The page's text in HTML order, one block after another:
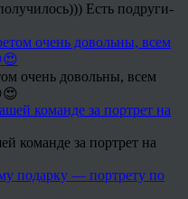
Есть подруги-
очень довольны, всем
команде за портрет на